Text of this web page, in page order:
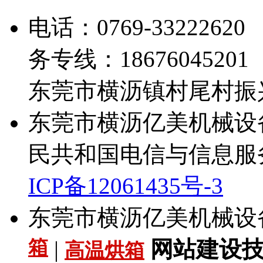
电话： 0769-33222620
务专线：
东莞市横沥镇村尾村
东莞市横沥亿美机械设
民共和国电信与信息
ICP备12061435号-3
东莞市横沥亿美机械
箱 | 高温烘箱 网站建设